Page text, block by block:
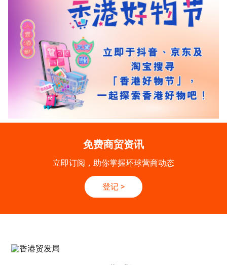
免费商贸资讯
立即订阅，助你掌握环球营商动态
登记 >